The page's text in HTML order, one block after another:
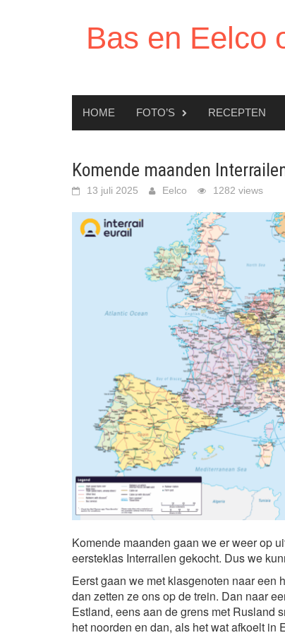
Bas en Eelco
HOME FOTO’S RECEPTEN
Komende maanden
13 juli 2025 Eelco 1282 views
Komende maanden gaan we er weer op
eersteklas Interrailen gekocht. Dus we
Eerst gaan we met klasgenoten naar een
dan zetten ze ons op de trein. Dan naar
Estland, eens aan de grens met Rusland
het noorden en dan, als het wat afkoelt in